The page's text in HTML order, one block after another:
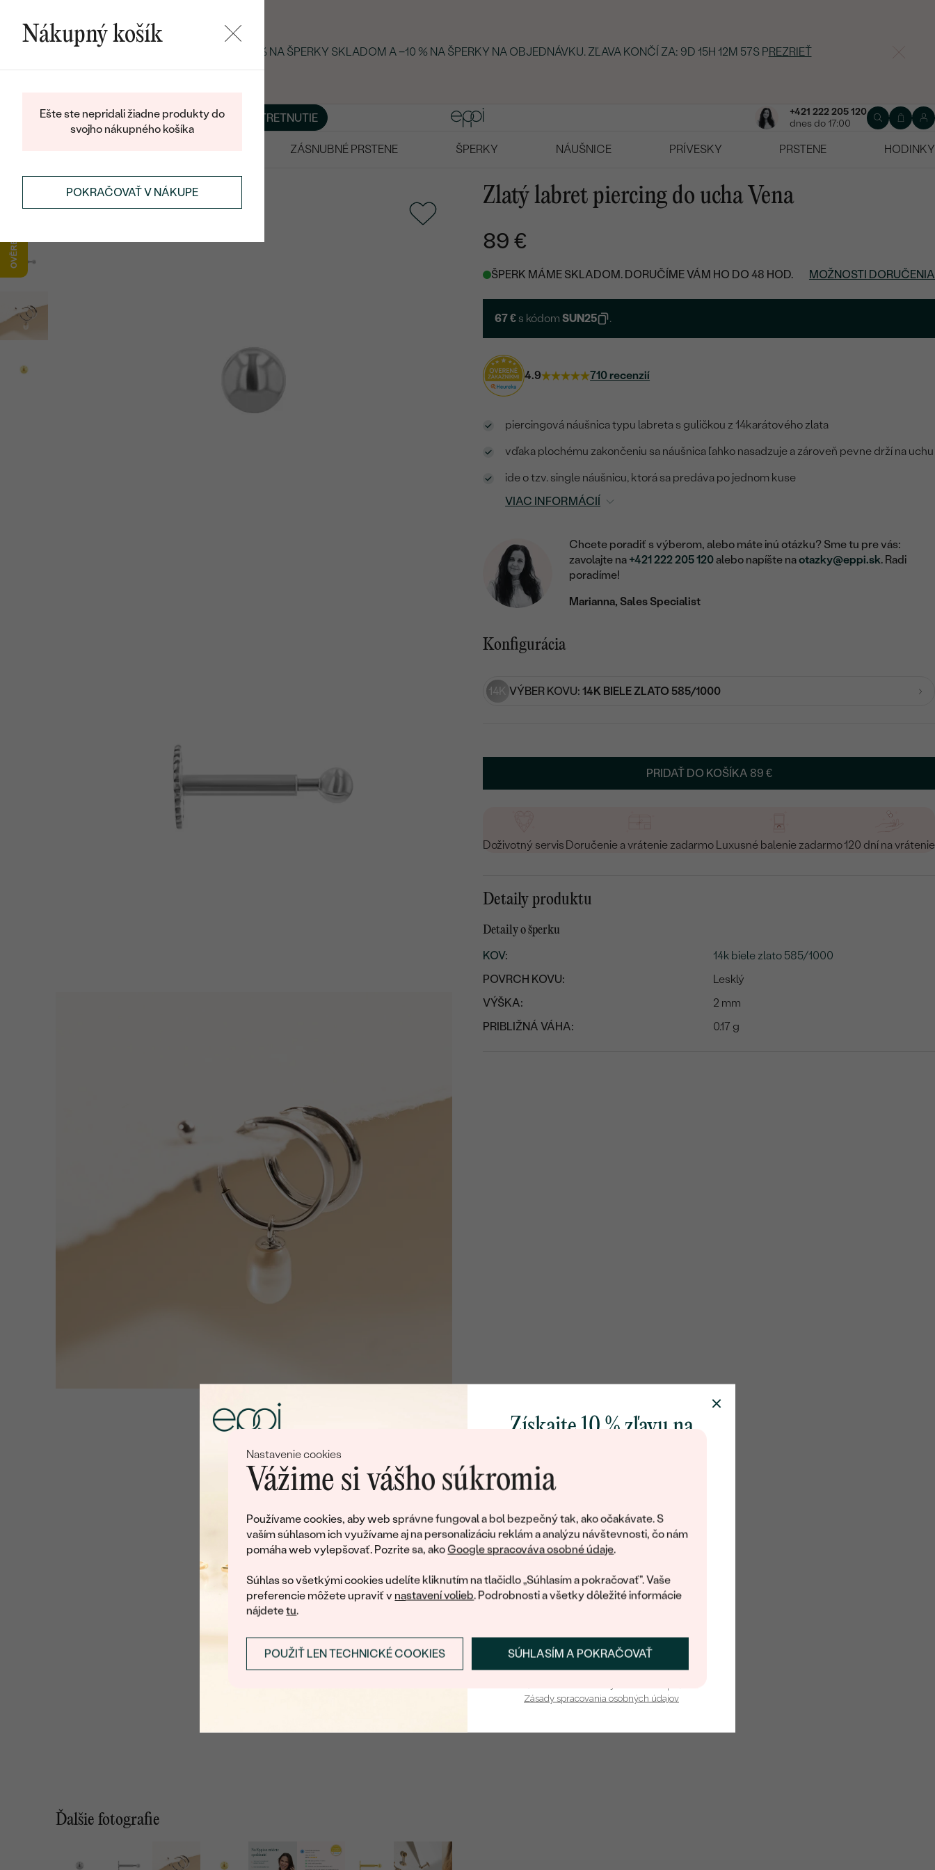
Nastavenie cookies
Vážime si vášho súkromia
Používame cookies, aby web správne fungoval a bol bezpečný tak, ako očakávate. S
vaším súhlasom ich využívame aj na personalizáciu reklám a analýzu návštevnosti, čo nám
pomáha web vylepšovať. Pozrite sa, akoGoogle spracováva osobné údaje.
Súhlas so všetkými cookies udelíte kliknutím na tlačidlo „Súhlasím a pokračovať". Vaše
preferencie môžete upraviť v nastavení volieb. Podrobnosti a všetky dôležité informácie
nájdetetu.
SÚHLASÍM A POKRAČOVAŤ
POUŽIŤ LEN TECHNICKÉ COOKIES
LETNÝ BLACK FRIDAY: −25 % NA ŠPERKY SKLADOM A −10 % NA ŠPERKY NA OBJEDNÁVKU. ZĽAVA KONČÍ ZA: 9D 15H 12M 56S PREZRIEŤ
BLOGŠPERKY NA MIERU DOHODNÚŤ STRETNUTIE
+421 222 205 120
dnes do 17:00
ZÁSNUBNÉ PRSTENE ŠPERKY NÁUŠNICE PRÍVESKY PRSTENE
HODINKY
ŠPERKYKOLEKCIE ŠPERKOVFRESH & BASIC
Ďalšie fotografie
Zlatý labret piercing do ucha Vena
89 €
ŠPERK MÁME SKLADOM. DORUČÍME VÁM HO DO 48 HOD. MOŽNOSTI DORUČENIA
67 € s kódomSUN25 .
4.9 710 recenzií
piercingová náušnica typu labreta s guličkou z 14karátového zlata
vďaka plochému zakončeniu sa náušnica ľahko nasadzuje a zároveň pevne drží na uchu
ide o tzv. single náušnicu, ktorá sa predáva po jednom kuse
VIAC INFORMÁCIÍ
Chcete poradiť s výberom, alebo máte inú otázku? Sme tu pre vás:
zavolajte na +421 222 205 120alebo napíšte naotazky@eppi.sk. Radi
poradíme!
Marianna, Sales Specialist
Konfigurácia
14K VÝBER KOVU: 14K BIELE ZLATO 585/1000
PRIDAŤ DO KOŠÍKA 89 €
Doživotný servis Doručenie a vrátenie zadarmo Luxusné balenie zadarmo120 dní na vrátenie
Detaily produktu
Detaily o šperku
KOV:
14k biele zlato 585/1000
POVRCH KOVU:
Lesklý
VÝŠKA:
2 mm
PRIBLIŽNÁ VÁHA:
0.17 g
Nákupný košík
Ešte ste nepridali žiadne produkty do
svojho nákupného košíka
POKRAČOVAŤ V NÁKUPE
Získajte 10 % zľavu na
poctivo vyrábaných šperkov Eppi.
Ako darček na privítanie vám
obratom pošleme zľavový kód na
Prihlásiť sa a získať zľavu
Zásady spracovania osobných údajov